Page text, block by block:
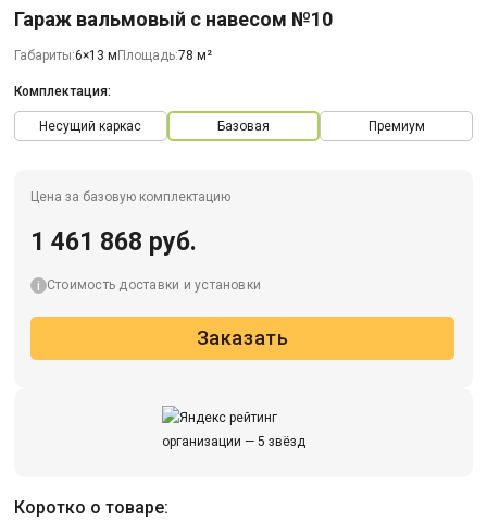
Гараж вальмовый с навесом №10
Габариты:6×13 м Площадь:78 м²
Комплектация:
Несущий каркас Базовая Премиум
Коротко о товаре:
Цена за базовую комплектацию
1 461 868 руб.
Стоимость доставки и установки
Заказать